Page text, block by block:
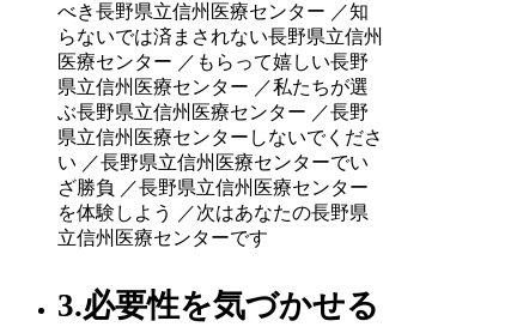
べき長野県立信州医療センター ／知
らないでは済まされない長野県立信州
医療センター ／もらって嬉しい長野
県立信州医療センター ／私たちが選
ぶ長野県立信州医療センター ／長野
県立信州医療センターしないでくださ
い ／長野県立信州医療センターでい
ざ勝負 ／長野県立信州医療センター
を体験しよう ／次はあなたの長野県
立信州医療センターです
3.必要性を気づかせる